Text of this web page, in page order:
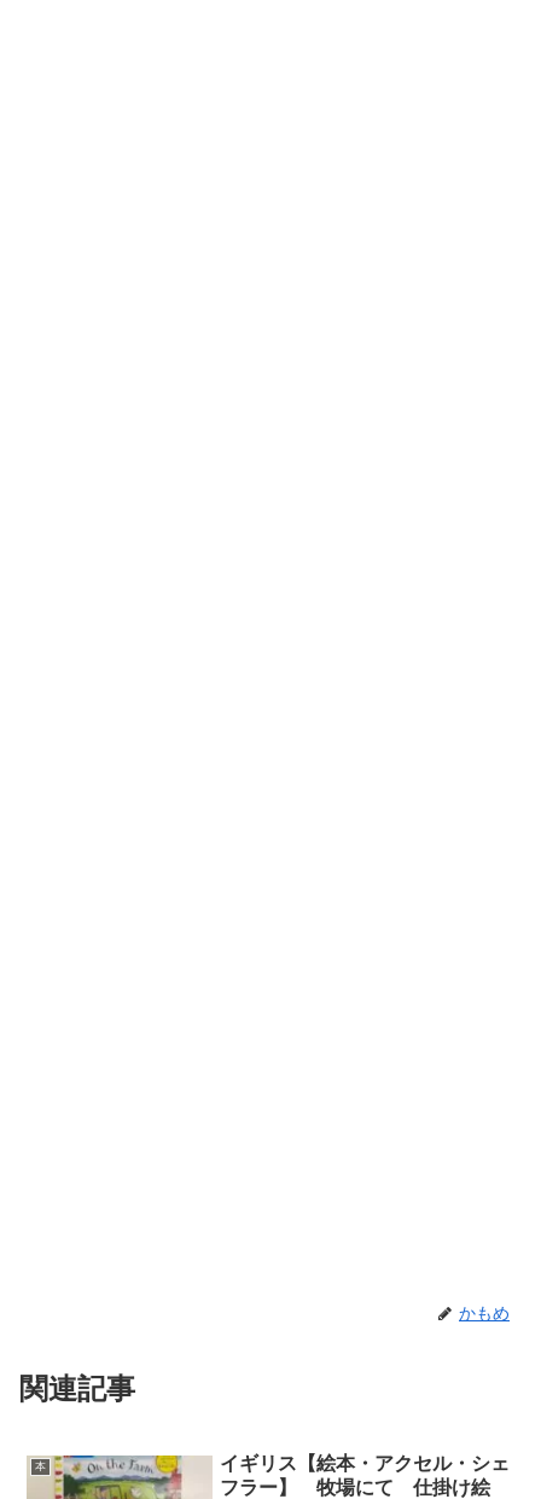
かもめ
関連記事
本
イギリス【絵本・アクセル・シェ
フラー】 牧場にて 仕掛け絵